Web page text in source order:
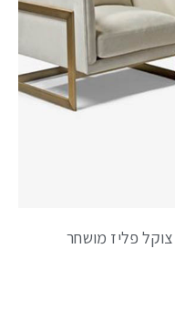
פליז מושחר